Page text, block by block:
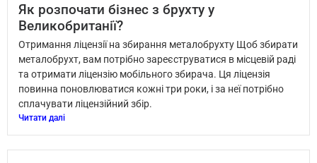
Як розпочати бізнес з брухту у
Великобританії?
Отримання ліцензії на збирання металобрухту Щоб збирати
металобрухт, вам потрібно зареєструватися в місцевій раді
та отримати ліцензію мобільного збирача. Ця ліцензія
повинна поновлюватися кожні три роки, і за неї потрібно
сплачувати ліцензійний збір.
Читати далі